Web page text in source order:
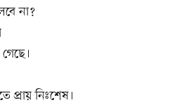
না?
প্রায় নিঃশেষ।